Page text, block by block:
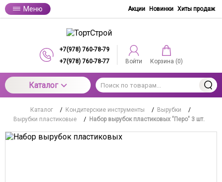
Меню Акции Новинки Хиты продаж
+7(978) 760-78-79
+7(978) 760-78-77
Войти Корзина (0)
Каталог
Каталог / Кондитерские инструменты / Вырубки
/
Вырубки пластиковые
/ Набор вырубок пластиковых "Перо" 3 шт.